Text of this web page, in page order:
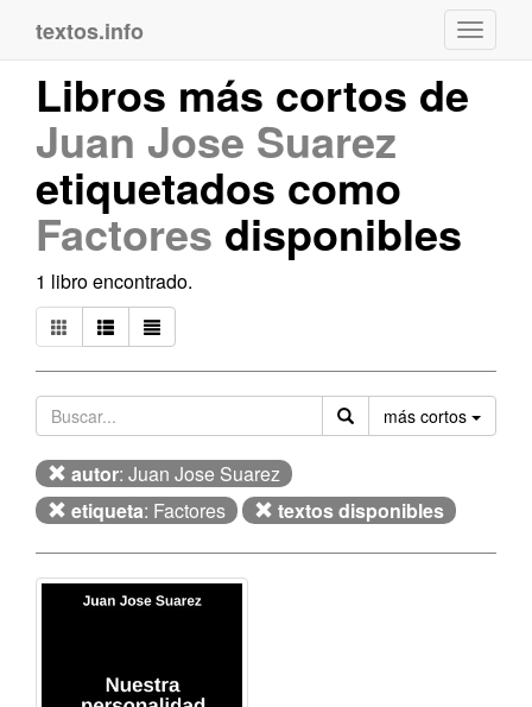
textos.info
Libros más cortos de
Juan Jose Suarez
etiquetados como
Factores disponibles
1 libro encontrado.
más cortos
autor: Juan Jose Suarez
etiqueta: Factores textos disponibles